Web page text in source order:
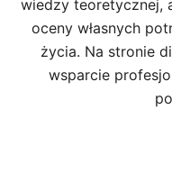
wiedzy teoretycznej,
oceny własnych
życia. Na stronie
wsparcie